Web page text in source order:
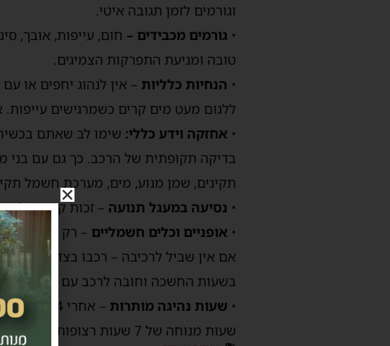
וגורמים לזמן תגובה איטי.
• גורמים מכבידים – חום, עייפות, אובך,
טובה ומניעת התפרקות הצמיגים.
• הנחיות כלליות – אין לנהוג יחפים או
ללגום מעט מים קרים כשמרגישים עייפות.
• אחזקה וידע כללי: שימו לב שאתם
בדיקה תקופתית של הרכב. כך גם עם בני
תקינים, שמן מנוע, מים, מערכת חשמל
• נסיעה במעגל תנועה – זכות קדימה
• אופניים וכלים חשמליים – רק בשבילים
אם אין שביל לרכיבה – רכבו בצד ימין,
בשעות החשכה וחובה לרכב עם קסדה.
• שעות נהיגה מותרות
שעות מנוחה של 7 שעות רצופות חובה.